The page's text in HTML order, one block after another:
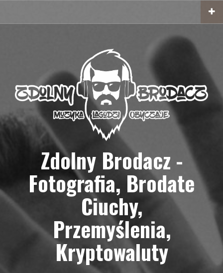
treści
Zdolny Brodacz -
Fotografia, Brodate
Ciuchy,
Przemyślenia,
Kryptowaluty